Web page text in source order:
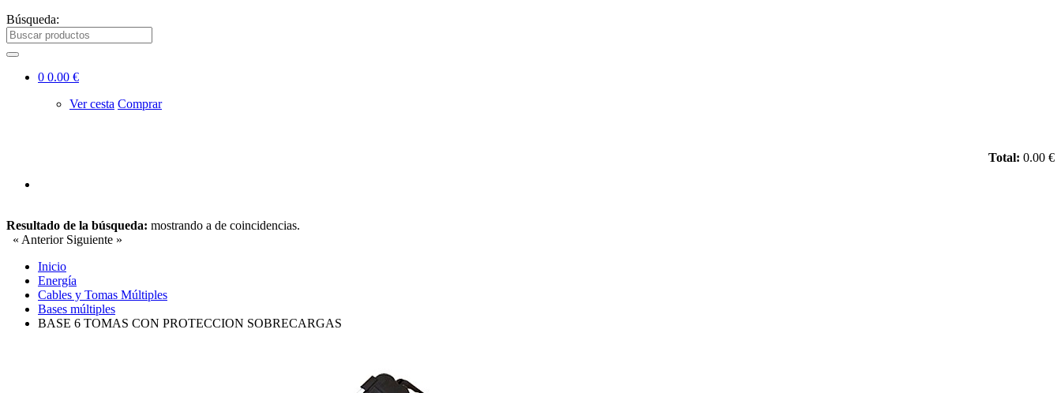
Búsqueda:
0 0.00 €
Ver cesta Comprar
Total: 0.00 €
Resultado de la búsqueda: mostrando a de coincidencias.
« Anterior Siguiente »
Inicio
Energía
Cables y Tomas Múltiples
Bases múltiples
BASE 6 TOMAS CON PROTECCION SOBRECARGAS